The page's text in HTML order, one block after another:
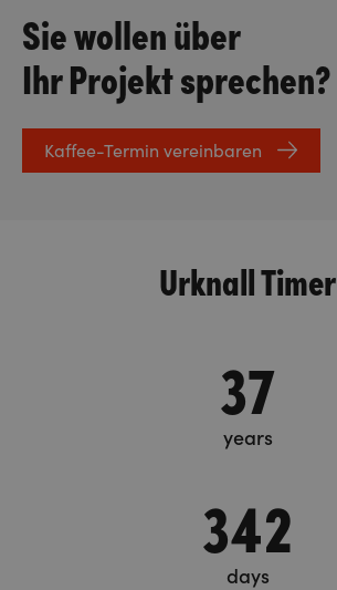
Sie wollen über
Ihr Projekt sprechen?
Kaffee-Termin vereinbaren
Urknall Timer
37
years
342
days